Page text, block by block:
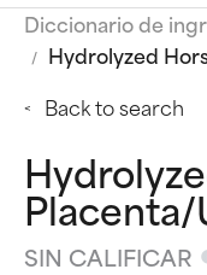
Diccionario de
Hydrolyzed
Back to search
SIN CALIFICAR